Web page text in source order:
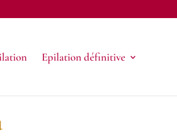
Epilation définitive